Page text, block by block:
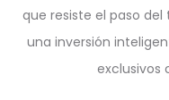
que resiste el paso
una inversión
exclusivos